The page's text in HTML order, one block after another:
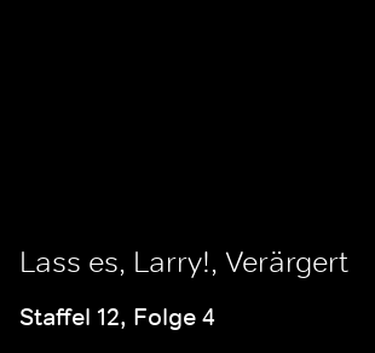
Lass es, Larry!, Verärgert
Staffel 12, Folge 4